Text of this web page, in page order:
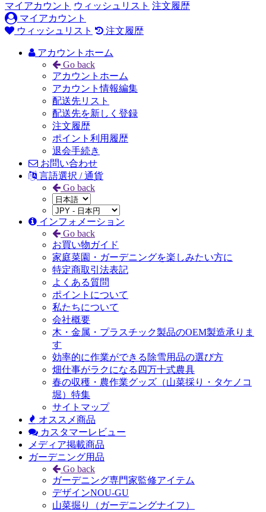
マイアカウント ウィッシュリスト 注文履歴
マイアカウント
ウィッシュリスト
注文履歴
アカウントホーム
Go back
アカウントホーム
アカウント情報編集
配送先リスト
配送先を新しく登録
注文履歴
ポイント利用履歴
退会手続き
お問い合わせ
言語選択 / 通貨
Go back
インフォメーション
Go back
お買い物ガイド
家庭菜園・ガーデニングを楽しみたい方に
特定商取引法表記
よくある質問
ポイントについて
私たちについて
会社概要
木・金属・プラスチック製品のOEM製造承りま
す
効率的に作業ができる除雪用品の選び方
畑仕事がラクになる四万十式農具
春の収穫・農作業グッズ（山菜採り・タケノコ
堀）特集
サイトマップ
オススメ商品
カスタマーレビュー
メディア掲載商品
ガーデニング用品
Go back
ガーデニング専門家監修アイテム
デザインNOU-GU
山菜掘り（ガーデニングナイフ）